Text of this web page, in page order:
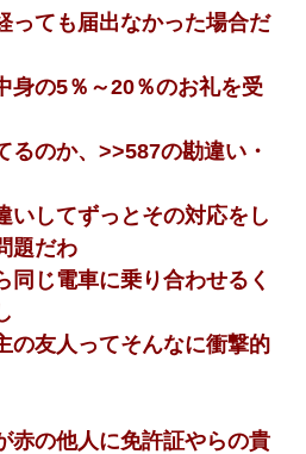
の異臭に困ってる、今もすっごく臭
わないよ」→ その後。警察『絶対に
した」私「はっ？(息子目の前にいる
えに行きません」→息子を名乗って
・
に泊まりに来た結果→俺がヤバイｗ
よく妻が「どこかで音漏れしてな
いて…
っても届出なかった場合だ
身の5％～20％のお礼を受
るのか、>>587の勘違い・
いしてずっとその対応をし
題だわ
同じ電車に乗り合わせるく
の友人ってそんなに衝撃的
赤の他人に免許証やらの貴